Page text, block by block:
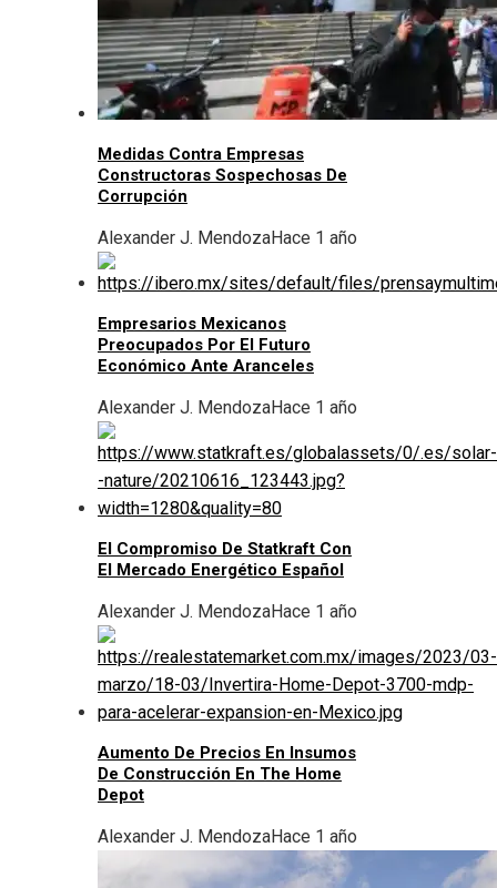
Medidas Contra Empresas
Constructoras Sospechosas De
Corrupción
Alexander J. MendozaHace 1 año
Empresarios Mexicanos
Preocupados Por El Futuro
Económico Ante Aranceles
Alexander J. MendozaHace 1 año
El Compromiso De Statkraft Con
El Mercado Energético Español
Alexander J. MendozaHace 1 año
Aumento De Precios En Insumos
De Construcción En The Home
Depot
Alexander J. MendozaHace 1 año